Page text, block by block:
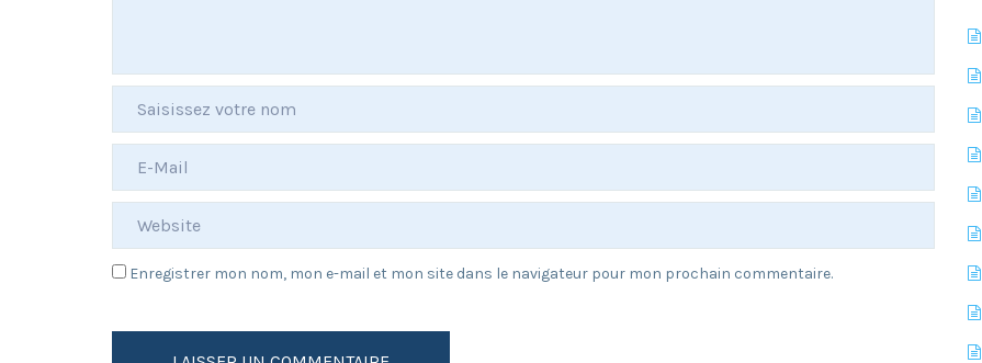
Enregistrer mon nom, mon e-mail et mon site dans le navigateur pour mon prochain commentaire.